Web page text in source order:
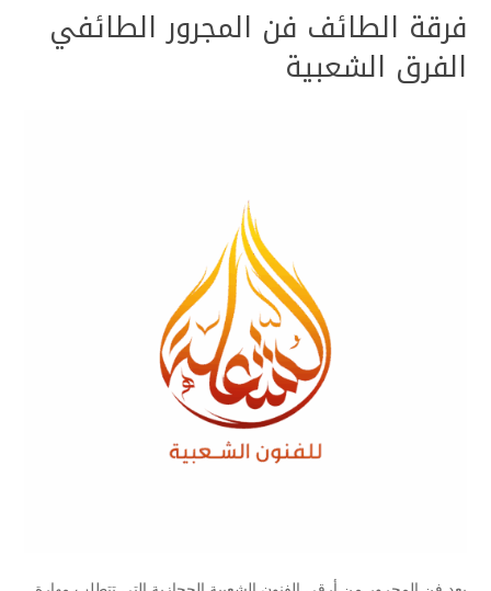
فرقة الطائف فن المجرور الطائفي
الفرق الشعبية